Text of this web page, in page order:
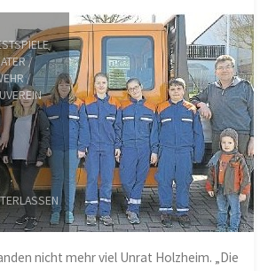
/
/
nicht mehr viel Unrat Holzheim. „Die